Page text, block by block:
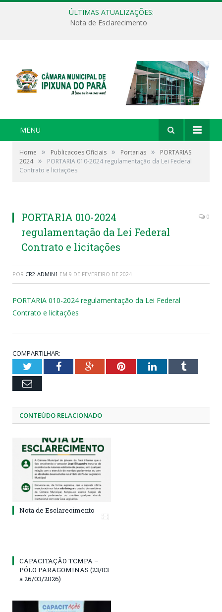
ÚLTIMAS ATUALIZAÇÕES:
Nota de Esclarecimento
MENU
Home » Publicacoes Oficiais » Portarias »
PORTARIAS
2024 »
PORTARIA 010-2024 regulamentação da Lei Federal
Contrato e licitações
PORTARIA 010-2024
regulamentação da Lei Federal
Contrato e licitações
0
POR CR2-ADMIN1 EM 9 DE FEVEREIRO DE 2024
PORTARIA 010-2024 regulamentação da Lei Federal
Contrato e licitações
COMPARTILHAR:
TwitterFacebookGoogle+PinterestLinkedInTumblr
Email
CONTEÚDO RELACIONADO
Nota de Esclarecimento
CAPACITAÇÃO TCMPA –
PÓLO PARAGOMINAS (23/03
a 26/03/2026)